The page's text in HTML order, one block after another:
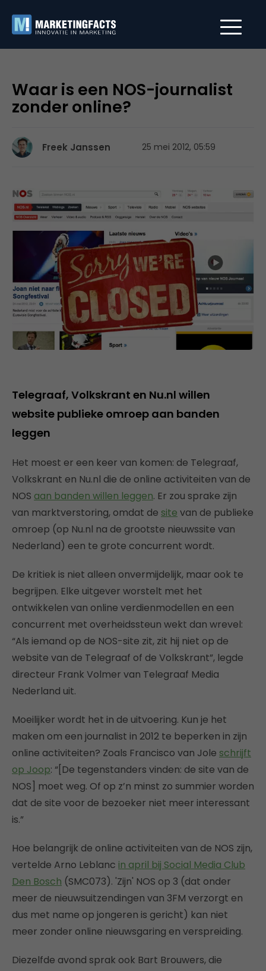
Waar is een NOS-journalist
zonder online?
Freek Janssen 25 mei 2012, 05:59
Telegraaf, Volkskrant en Nu.nl willen
website publieke omroep aan banden
leggen
Het moest er een keer van komen: de Telegraaf,
Volkskrant en Nu.nl die de online activiteiten van de
NOS aan banden willen leggen. Er zou sprake zijn
van marktverstoring, omdat de site van de publieke
omroep (op Nu.nl na de grootste nieuwssite van
Nederland) een te grote concurrent wordt.
De kritiek is niet alleen onvermijdelijk, maar ook te
begrijpen. Elke uitgever worstelt met het
ontwikkelen van online verdienmodellen en een
concurrent met overheidssteun wekt dan wrevel:
“Als iemand op de NOS-site zit, zit hij niet op de
website van de Telegraaf of de Volkskrant”, legde
directeur Frank Volmer van Telegraaf Media
Nederland uit.
Moeilijker wordt het in de uitvoering. Kun je het
maken om een journalist in 2012 te beperken in zijn
online activiteiten? Zoals Francisco van Jole schrijft
op Joop: “[De tegenstanders vinden: de site van de
NOS] moet weg. Of op z’n minst zo summier worden
dat de site voor de bezoeker niet meer interessant
is.”
Hoe belangrijk de online activiteiten van de NOS zijn,
vertelde Arno Leblanc in april bij Social Media Club
Den Bosch (SMC073). 'Zijn' NOS op 3 (dat onder
meer de nieuwsuitzendingen van 3FM verzorgt en
dus met name op jongeren is gericht) kan niet
meer zonder online nieuwsgaring en verspreiding.
Diezelfde avond sprak ook Bart Brouwers, die